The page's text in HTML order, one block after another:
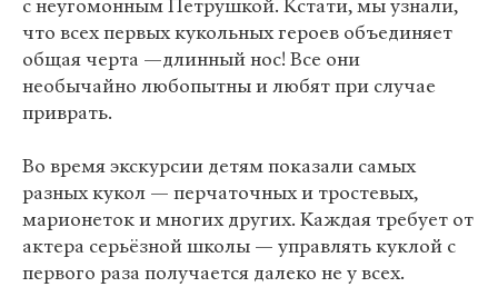
с неугомонным Петрушкой. Кстати, мы узнали,
что всех первых кукольных героев объединяет
общая черта —длинный нос! Все они
необычайно любопытны и любят при случае
приврать.
Во время экскурсии детям показали самых
разных кукол — перчаточных и тростевых,
марионеток и многих других. Каждая требует от
актера серьёзной школы — управлять куклой с
первого раза получается далеко не у всех.